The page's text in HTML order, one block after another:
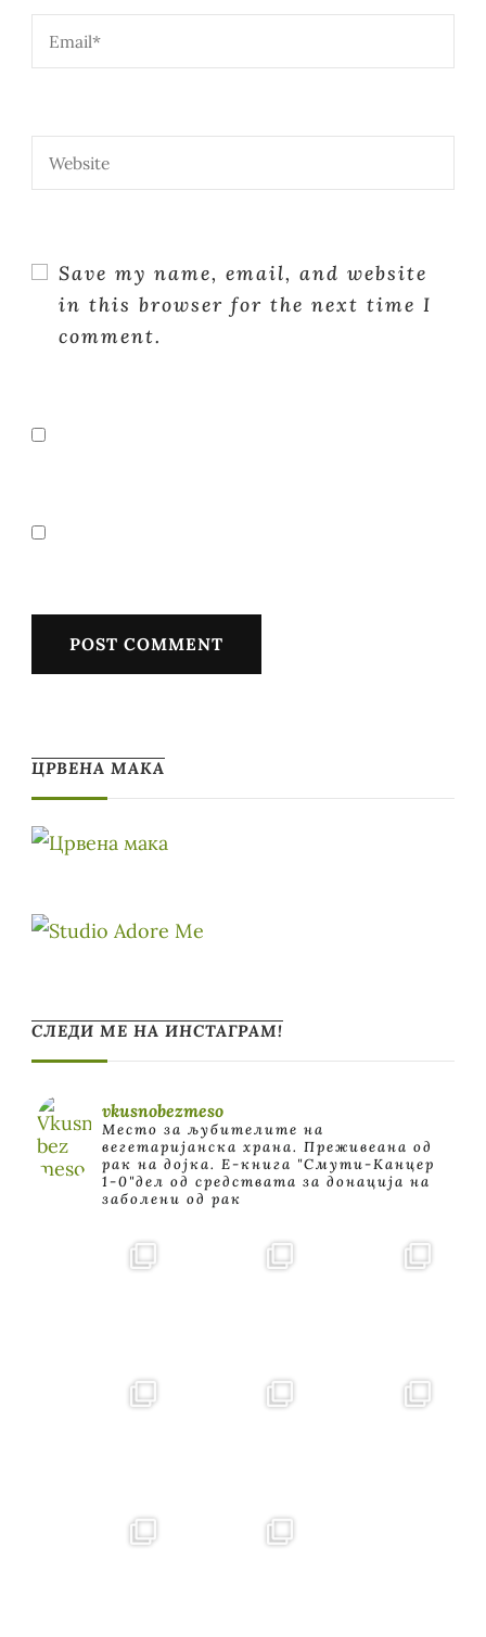
Save my name, email, and website
in this browser for the next time I
comment.
ЦРВЕНА МАКА
СЛЕДИ МЕ НА ИНСТАГРАМ!
vkusnobezmeso
Место за љубителите на
вегетаријанска храна. Преживеана од
рак на дојка. E-книга "Смути-Канцер
1-0"дел од средствата за донација на
заболени од рак